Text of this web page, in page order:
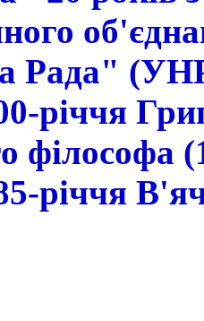
Рада"
річчя
філософа
річчя